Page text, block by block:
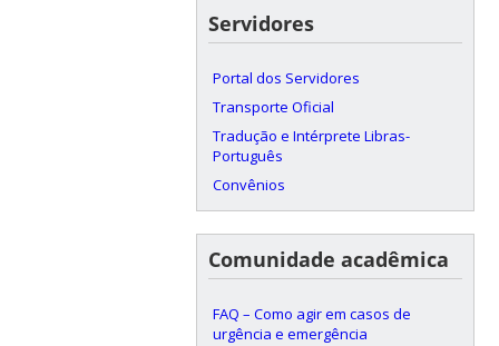
Servidores
Portal dos Servidores
Transporte Oficial
Tradução e Intérprete Libras-
Português
Convênios
Comunidade acadêmica
FAQ – Como agir em casos de
urgência e emergência